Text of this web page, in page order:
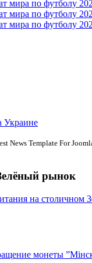
мира по футболу
мира по футболу
мира по футболу
Украине
News Template For
рынок
на столичном
монеты